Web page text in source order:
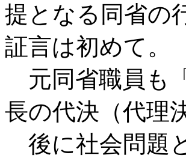
提となる同省の
証言は初めて。
元同省職員も
長の代決（代理
後に社会問題